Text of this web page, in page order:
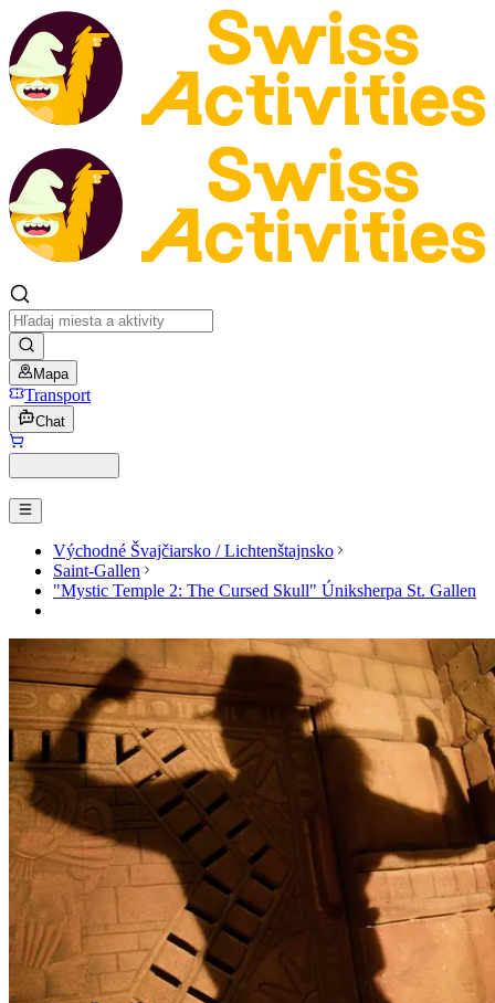
Mapa
Transport
Chat
Východné Švajčiarsko / Lichtenštajnsko
Saint-Gallen
"Mystic Temple 2: The Cursed Skull" Úniksherpa St. Gallen